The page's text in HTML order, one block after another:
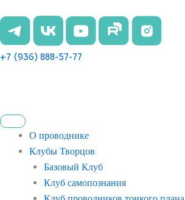
к
содержимому
+7 (936) 888-57-77
О проводнике
Клубы Творцов
Базовый Клуб
Клуб самопознания